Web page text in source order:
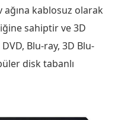
kablosuz olarak
sahiptir ve 3D
Blu-ray, 3D Blu-
disk tabanlı